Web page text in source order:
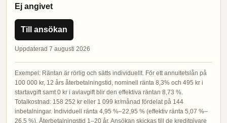
Ej angivet
Till ansökan
Uppdaterad 7 augusti 2026
Exempel: Räntan är rörlig och sätts individuellt. För ett annuitetslån på
100 000 kr, 12 års återbetalningstid, nominell ränta 8,3% och 495 kr i
startavgift samt 0 kr i aviavgift blir den effektiva räntan 8,73 %.
Totalkostnad: 158 252 kr eller 1 099 kr/månad fördelat på 144
inbetalningar. Individuell ränta 4,95 %–22,95 % (effektiv ränta 5,07 %–
26,5 %). Återbetalningstid 1–20 år. Ansökan skickas till de kreditgivare